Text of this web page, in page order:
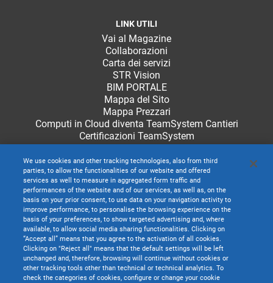
LINK UTILI
Vai al Magazine
Collaborazioni
Carta dei servizi
STR Vision
BIM PORTALE
Mappa del Sito
Mappa Prezzari
Computi in Cloud diventa TeamSystem Cantieri
Certificazioni TeamSystem
We use cookies and other tracking technologies, also from third
parties, to allow the functionalities of our website and offered
services as well to measure in aggregated form traffic and
performances of the website and of our services, as well as, on the
basis on your prior consent, to use data on your navigation activity to
improve performance, to personalise the browsing experience on the
basis of your preferences, to show targeted advertising and, where
available, to allow social media sharing functionalities. Clicking on
“Accept all” means that you agree to the activation of all cookies.
Clicking on "Reject all" means that the default settings will be left
unchanged and, therefore, browsing will continue without cookies or
other tracking tools other than technical or technical analytics. To
check the categories of cookies, configure or change your cookie